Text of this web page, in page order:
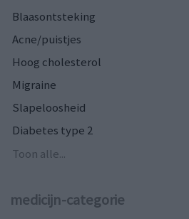
Blaasontsteking
Acne/puistjes
Hoog cholesterol
Migraine
Slapeloosheid
Diabetes type 2
Toon alle...
medicijn-categorie